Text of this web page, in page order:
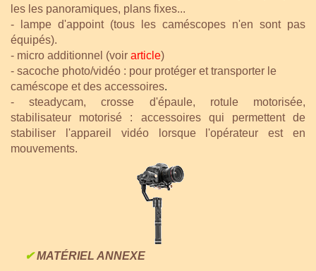
les les panoramiques, plans fixes...
- lampe d'appoint (tous les caméscopes n'en sont pas
équipés).
- micro additionnel (voir article)
- sacoche photo/vidéo : pour protéger et transporter le
caméscope et des accessoires.
- steadycam, crosse d'épaule, rotule motorisée,
stabilisateur motorisé : accessoires qui permettent de
stabiliser l'appareil vidéo lorsque l'opérateur est en
mouvements.
✔MATÉRIEL ANNEXE